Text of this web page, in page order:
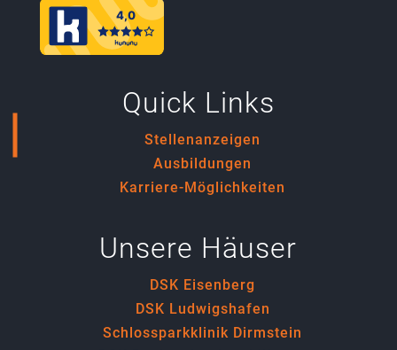
Quick Links
Stellenanzeigen
Ausbildungen
Karriere-Möglichkeiten
Unsere Häuser
DSK Eisenberg
DSK Ludwigshafen
Schlossparkklinik Dirmstein